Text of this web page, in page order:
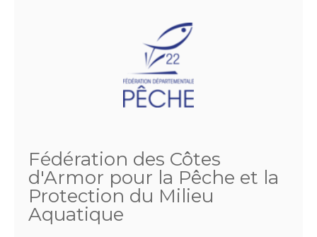
Fédération des Côtes
d'Armor pour la Pêche et la
Protection du Milieu
Aquatique